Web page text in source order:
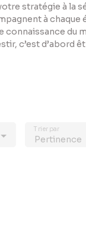
stratégie à la
à chaque
connaissance du
c’est d’abord
Pertinence
Trier par